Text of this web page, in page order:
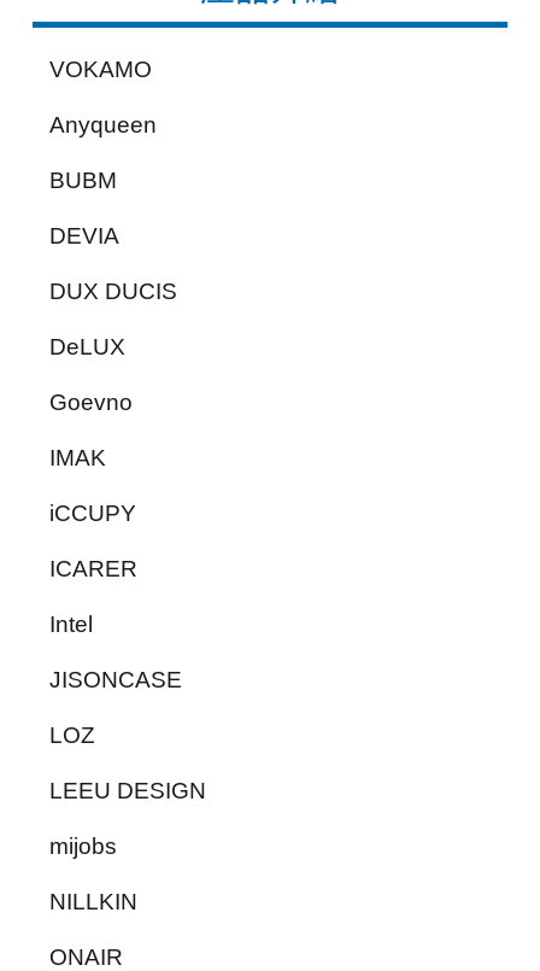
VOKAMO
Anyqueen
BUBM
DEVIA
DUX DUCIS
DeLUX
Goevno
IMAK
iCCUPY
ICARER
Intel
JISONCASE
LOZ
LEEU DESIGN
mijobs
NILLKIN
ONAIR